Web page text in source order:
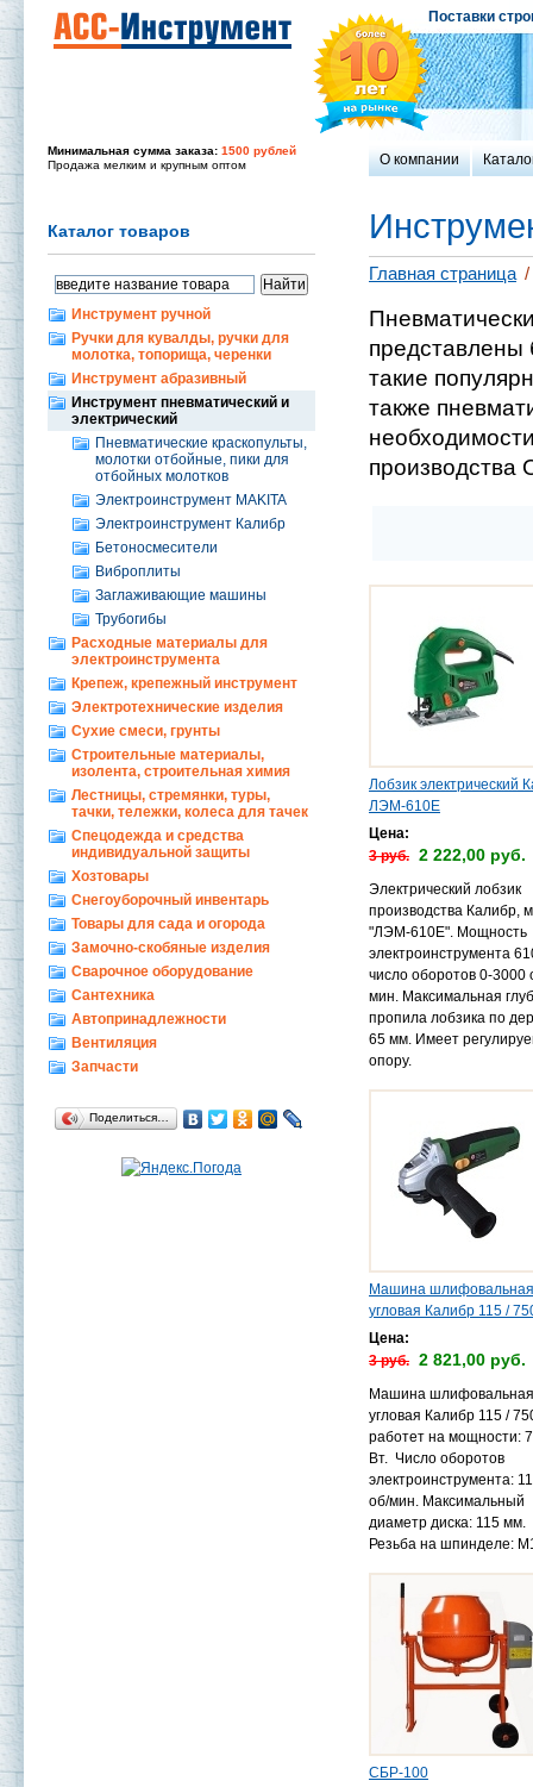
Поставки
О компании
Минимальная сумма заказа: 1500 рублей
Продажа мелким и крупным оптом
Каталог товаров
Инструмент ручной
Ручки для кувалды, ручки для
молотка, топорища, черенки
Инструмент абразивный
Инструмент пневматический и
электрический
Пневматические краскопульты,
молотки отбойные, пики для
отбойных молотков
Электроинструмент MAKITA
Электроинструмент Калибр
Бетоносмесители
Виброплиты
Заглаживающие машины
Трубогибы
Расходные материалы для
электроинструмента
Крепеж, крепежный инструмент
Электротехнические изделия
Сухие смеси, грунты
Строительные материалы,
изолента, строительная химия
Лестницы, стремянки, туры,
тачки, тележки, колеса для тачек
Спецодежда и средства
индивидуальной защиты
Хозтовары
Снегоуборочный инвентарь
Товары для сада и огорода
Замочно-скобяные изделия
Сварочное оборудование
Сантехника
Автопринадлежности
Вентиляция
Запчасти
Поделиться…
Главная страница /
такие
также
производства
Лобзик электрический
ЛЭМ-610Е
Цена:
3 руб. 2 222,00 руб.
Электрический лобзик
производства Калибр,
"ЛЭМ-610Е". Мощность
электроинструмента
число оборотов 0-3000
мин. Максимальная
пропила лобзика по
65 мм. Имеет
опору.
Машина шлифовальная
угловая Калибр 115 /
Цена:
3 руб. 2 821,00 руб.
Машина шлифовальная
угловая Калибр 115 /
работет на мощности:
Вт. Число оборотов
электроинструмента:
об/мин. Максимальный
диаметр диска: 115 мм.
Резьба на шпинделе:
СБР-100